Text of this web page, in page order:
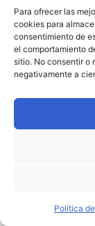
Para ofrecer las
cookies para
consentimiento de
el comportamiento
sitio. No consentir o
negativamente a
Política